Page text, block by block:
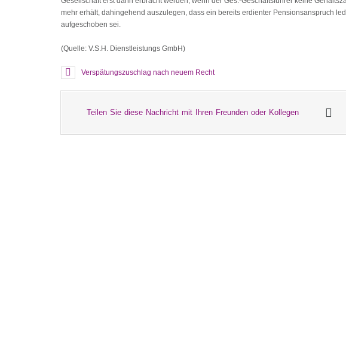
mehr erhält, dahingehend auszulegen, dass ein bereits erdienter Pensionsanspruch
aufgeschoben sei.
(Quelle: V.S.H. Dienstleistungs GmbH)
Verspätungszuschlag nach neuem Recht
Teilen Sie diese Nachricht mit Ihren Freunden oder Kollegen